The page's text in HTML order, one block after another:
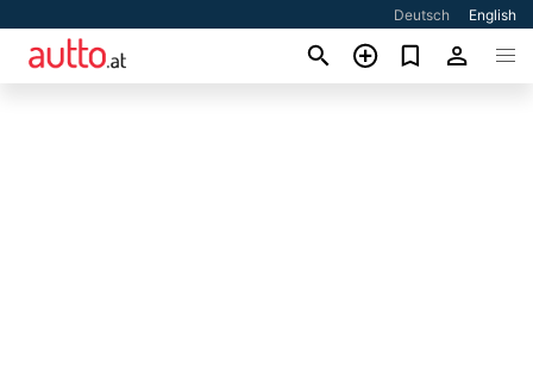
Deutsch English